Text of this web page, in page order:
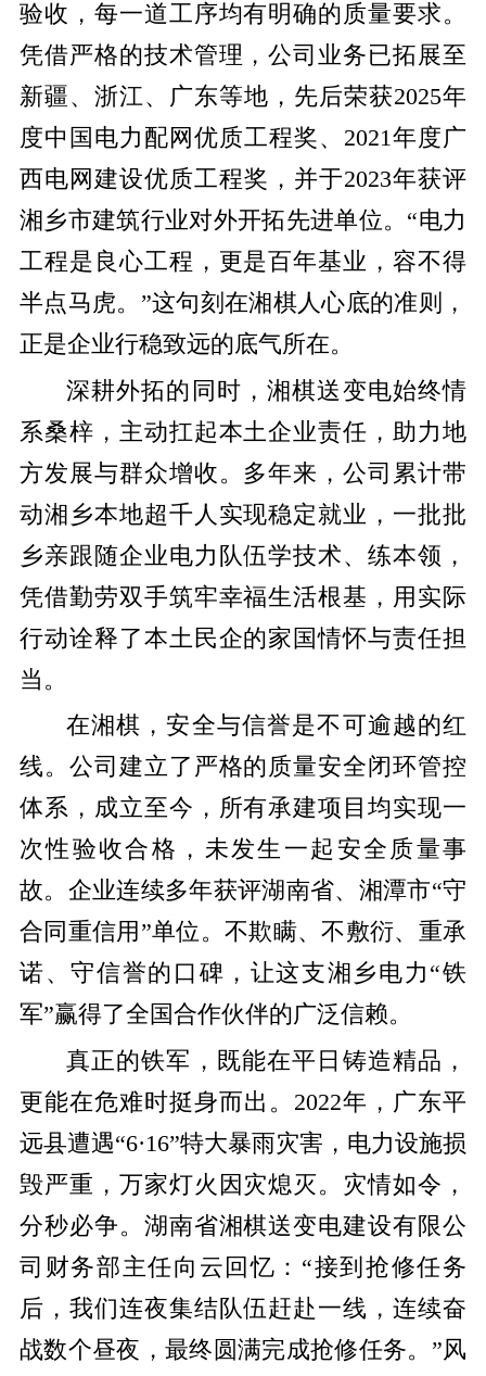
验收，每一道工序均有明确的质量要求。
凭借严格的技术管理，公司业务已拓展至
新疆、浙江、广东等地，先后荣获2025年
度中国电力配网优质工程奖、 2021年度广
西电网建设优质工程奖，并于2023年获评
湘乡市建筑行业对外开拓先进单位。 “电力
工程是良心工程，更是百年基业，容不得
半点马虎。”这句刻在湘棋人心底的准则，
正是企业行稳致远的底气所在。
深耕外拓的同时，湘棋送变电始终情
系桑梓，主动扛起本土企业责任，助力地
方发展与群众增收。多年来，公司累计带
动湘乡本地超千人实现稳定就业，一批批
乡亲跟随企业电力队伍学技术、练本领，
凭借勤劳双手筑牢幸福生活根基，用实际
行动诠释了本土民企的家国情怀与责任担
当。
在湘棋，安全与信誉是不可逾越的红
线。公司建立了严格的质量安全闭环管控
体系，成立至今，所有承建项目均实现一
次性验收合格，未发生一起安全质量事
故。企业连续多年获评湖南省、湘潭市“守
合同重信用”单位。不欺瞒、不敷衍、重承
诺、守信誉的口碑，让这支湘乡电力“铁
军”赢得了全国合作伙伴的广泛信赖。
真正的铁军，既能在平日铸造精品，
更能在危难时挺身而出。 2022年，广东平
远县遭遇“6·16”特大暴雨灾害，电力设施损
毁严重，万家灯火因灾熄灭。灾情如令，
分秒必争。湖南省湘棋送变电建设有限公
司财务部主任向云回忆：“接到抢修任务
后，我们连夜集结队伍赶赴一线，连续奋
战数个昼夜，最终圆满完成抢修任务。”风